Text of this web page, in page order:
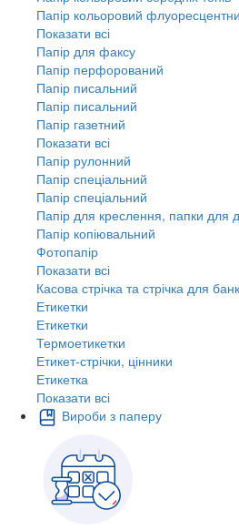
Папір кольоровий
Показати всі
Папір для факсу
Папір перфорований
Папір писальний
Папір писальний
Папір газетний
Показати всі
Папір рулонний
Папір спеціальний
Папір спеціальний
Папір для креслення, папки для
Папір копіювальний
Фотопапір
Показати всі
Касова стрічка та стрічка для
Етикетки
Етикетки
Термоетикетки
Етикет-стрічки, цінники
Етикетка
Показати всі
Вироби з паперу